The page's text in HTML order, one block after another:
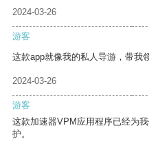
2024-03-26
游客
这款app就像我的私人导游，带我
2024-03-26
游客
这款加速器VPM应用程序已经为
护。